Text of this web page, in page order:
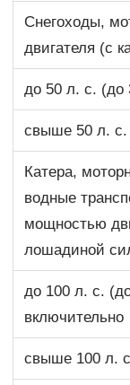
Снегоходы,
двигателя (с
до 50 л. с. (до
свыше 50 л. с.
Катера,
водные
мощностью
лошадиной
до 100 л. с.
включительно
свыше 100 л.